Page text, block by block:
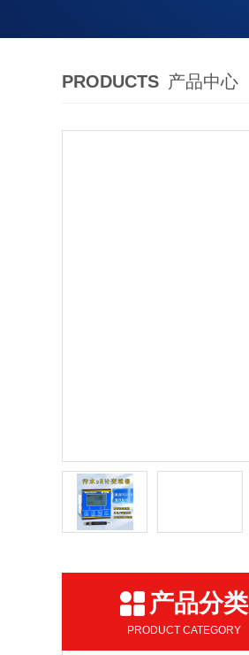
PRODUCTS 产品中心
产品分类
PRODUCT CATEGORY